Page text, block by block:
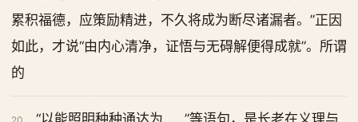
累积福德，应策励精进，不久将成为断尽诸漏者。”正因
如此，才说“由内心清净，证悟与无碍解便得成就”。所谓
的
“以能照明种种通达为……”等语句，是长老在义理与